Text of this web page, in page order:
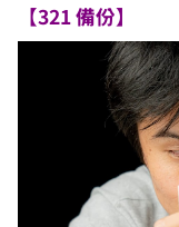
【321 備份】